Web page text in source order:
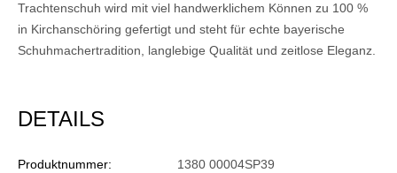
Trachtenschuh wird mit viel handwerklichem Können zu 100 %
in Kirchanschöring gefertigt und steht für echte bayerische
Schuhmachertradition, langlebige Qualität und zeitlose Eleganz.
DETAILS
Produktnummer: 1380 00004SP39